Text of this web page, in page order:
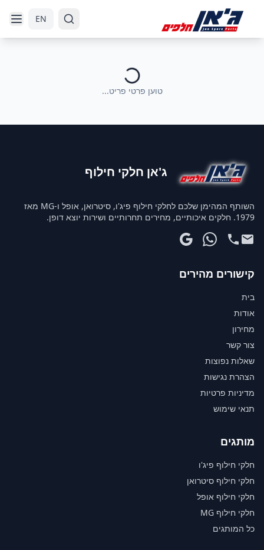
EN
טוען פרטי פריט...
ג'אן חלקי חילוף
השותף המהימן שלכם לחלקי חילוף פיג'ו, סיטרואן, אופל ו-MG מאז
1979. חלקים איכותיים, מחירים תחרותיים ושירות יוצא דופן.
קישורים מהירים
בית
אודות
מחירון
צור קשר
שאלות נפוצות
הצהרת נגישות
מדיניות פרטיות
תנאי שימוש
מותגים
חלקי חילוף פיג'ו
חלקי חילוף סיטרואן
חלקי חילוף אופל
חלקי חילוף MG
כל המותגים